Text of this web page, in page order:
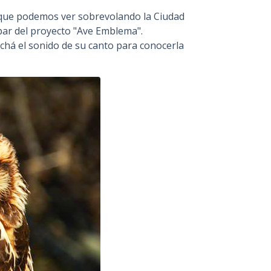
podemos ver sobrevolando la Ciudad
del proyecto "Ave Emblema".
el sonido de su canto para conocerla